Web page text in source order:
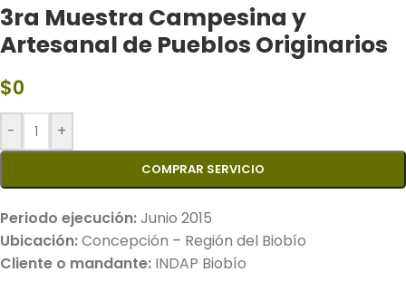
3ra Muestra Campesina y
Artesanal de Pueblos Originarios
$0
Periodo ejecución:Junio 2015
Ubicación:Concepción – Región del Biobío
Cliente o mandante: INDAP Biobío
- +
COMPRAR SERVICIO